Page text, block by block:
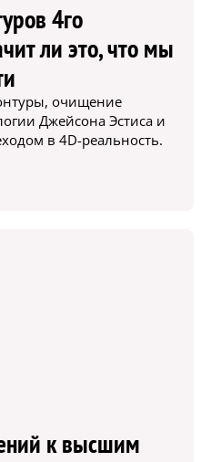
4го
ли это, что мы
очищение
Джейсона Эстиса и
в 4D-реальность.
к высшим